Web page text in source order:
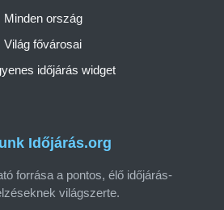
Időjárás.org
forrása a pontos, élő időjárás-
világszerte.
Minden ország
Világ fővárosai
időjárás widget